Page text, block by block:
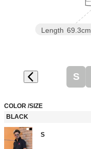
Length 69.3cm
S
COLOR SIZE
BLACK
S